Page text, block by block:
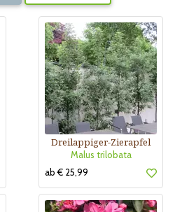
Dreilappiger-Zierapfel
Malus trilobata
ab € 25,99